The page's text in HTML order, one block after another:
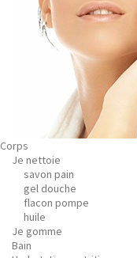
Corps
Je nettoie
savon pain
gel douche
flacon pompe
huile
Je gomme
Bain